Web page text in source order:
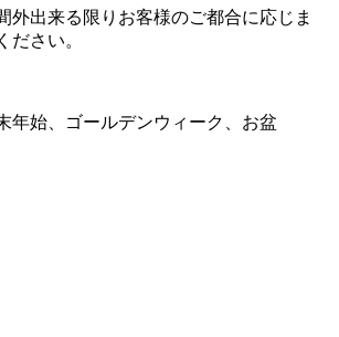
外出来る限りお客様のご都合に応じま
ださい。
年始、ゴールデンウィーク、お盆